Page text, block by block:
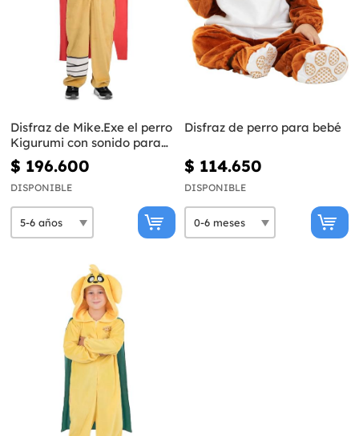
Disfraz de Mike.Exe el perro
Kigurumi con sonido para
niños - Mikecrack
$ 196.600
DISPONIBLE
Disfraz de perro para bebé
$ 114.650
DISPONIBLE